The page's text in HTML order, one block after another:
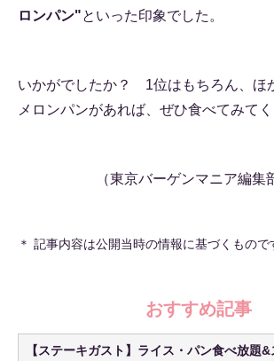
ロンパン"といった印象でした。
いかがでしたか？ 1位はもちろん、ほ
メロンパンがあれば、ぜひ食べてみてく
（東京バーゲンマニア編
＊ 記事内容は公開当時の情報に基づくもので
おすすめ記事
【ステーキガスト】ライス・パン食べ放題